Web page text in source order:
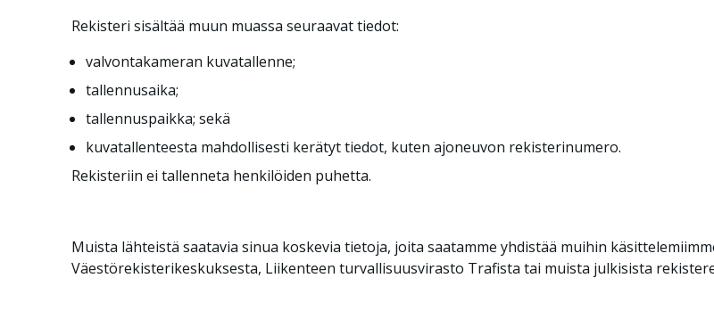
Rekisteri sisältää muun muassa seuraavat tiedot:
valvontakameran kuvatallenne;
tallennusaika;
tallennuspaikka; sekä
kuvatallenteesta mahdollisesti kerätyt tiedot, kuten ajoneuvon rekisterinumero.
Rekisteriin ei tallenneta henkilöiden puhetta.
Muista lähteistä saatavia sinua koskevia tietoja, joita saatamme yhdistää muihin
Väestörekisterikeskuksesta, Liikenteen turvallisuusvirasto Trafista tai muista julkisista